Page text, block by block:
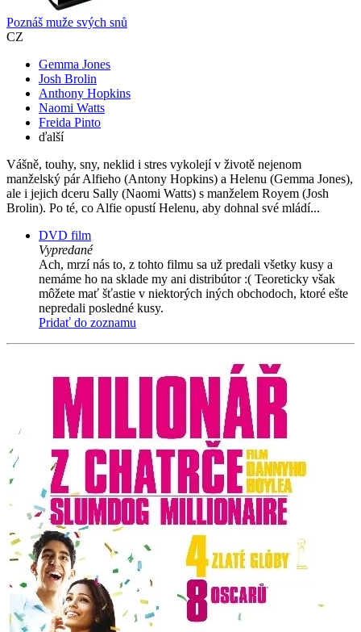
Poznáš muže svých snů
CZ
Gemma Jones
Josh Brolin
Anthony Hopkins
Naomi Watts
Freida Pinto
ďalší
Vášně, touhy, sny, neklid i stres vykolejí v životě nejenom
manželský pár Alfieho (Antony Hopkins) a Helenu (Gemma Jones),
ale i jejich dceru Sally (Naomi Watts) s manželem Royem (Josh
Brolin). Po té, co Alfie opustí Helenu, aby dohnal své mládí...
DVD film
Vypredané
Ach, mrzí nás to, z tohto filmu sa už predali všetky kusy a
nemáme ho na sklade my ani distribútor :( Teoreticky však
môžete mať šťastie v niektorých iných obchodoch, ktoré ešte
nepredali posledné kusy.
Pridať do zoznamu